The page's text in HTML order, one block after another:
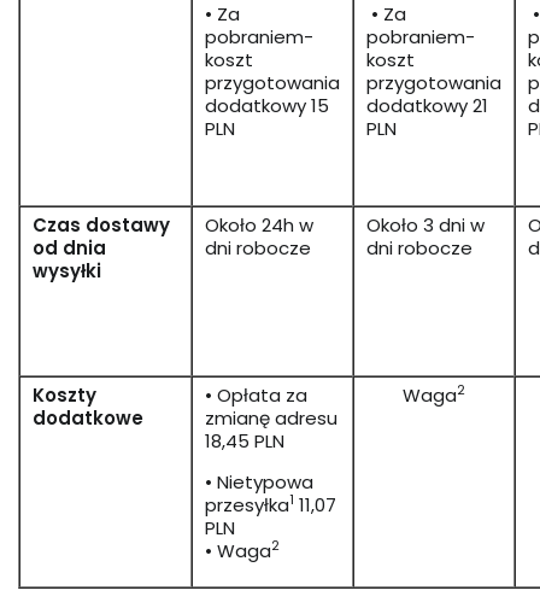
• Za
pobraniem-
koszt
przygotowania
dodatkowy 15
PLN
• Za
pobraniem-
koszt
przygotowania
dodatkowy 21
PLN
Czas dostawy
od dnia
wysyłki
Około 24h w
dni robocze
Około 3 dni w
dni robocze
Koszty
dodatkowe
• Opłata za
zmianę adresu
18,45 PLN
• Nietypowa
przesyłka1 11,07
PLN
• Waga2
Waga2